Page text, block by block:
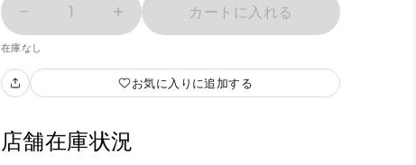
1 カートに入れる
在庫なし
お気に入りに追加する
店舗在庫状況